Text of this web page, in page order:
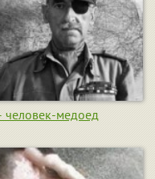
человек-медоед